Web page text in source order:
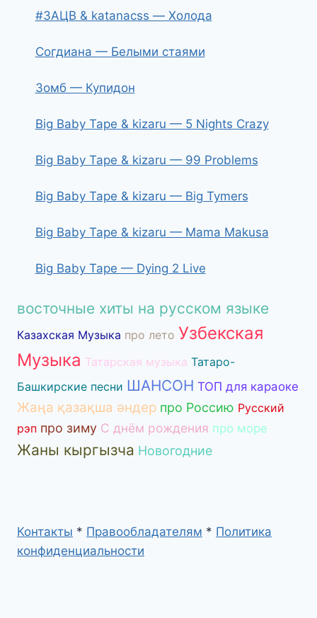
#ЗАЦВ & katanacss — Холода
Согдиана — Белыми стаями
Зомб — Купидон
Big Baby Tape & kizaru — 5 Nights Crazy
Big Baby Tape & kizaru — 99 Problems
Big Baby Tape & kizaru — Big Tymers
Big Baby Tape & kizaru — Mama Makusa
Big Baby Tape — Dying 2 Live
восточные хиты на русском языке
Казахская Музыка про лето Узбекская
Музыка Татарская музыка Татаро-
Башкирские песни ШАНСОН ТОП для караоке
Жаңа қазақша әндер про Россию Русский
рэп про зиму С днём рождения про море
Жаны кыргызча Новогодние
Контакты * Правообладателям * Политика
конфиденциальности